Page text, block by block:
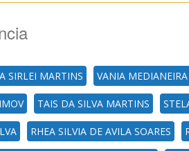
SIRLEI MARTINS VANIA
TAIS DA SILVA MARTINS
RHEA SILVIA DE AVILA SOARES